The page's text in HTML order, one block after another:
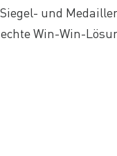
und
Win-Win-